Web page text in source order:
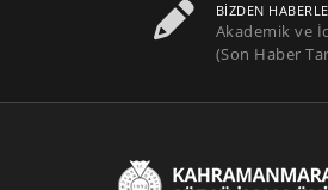
BIZDEN
Akademik ve
(Son Haber